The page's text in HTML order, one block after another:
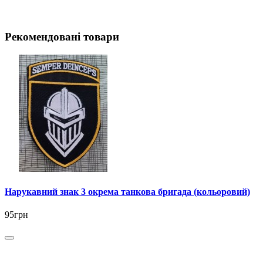
Рекомендовані товари
Нарукавний знак 3 окрема танкова бригада (кольоровий)
95грн